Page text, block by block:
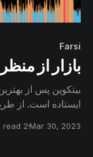
Farsi
بازار از
بیتکوین پس از
ایستاده است. از
بیتکوین‌ها، میزان
Mar 30, 2023
2 min read